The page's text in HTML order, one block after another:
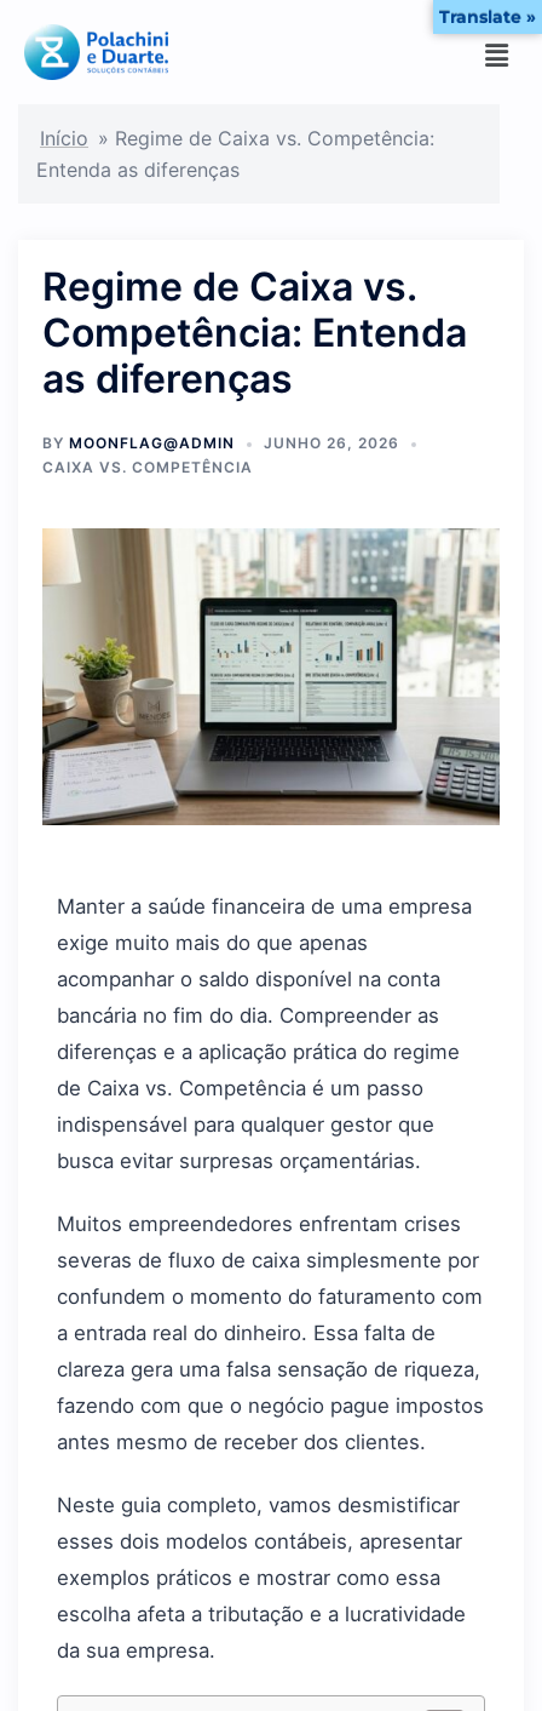
Início » Regime de Caixa vs. Competência:
Entenda as diferenças
Regime de Caixa vs.
Competência: Entenda
as diferenças
BY MOONFLAG@ADMIN
JUNHO 26, 2026
CAIXA VS. COMPETÊNCIA
Manter a saúde financeira de uma empresa
exige muito mais do que apenas
acompanhar o saldo disponível na conta
bancária no fim do dia. Compreender as
diferenças e a aplicação prática do regime
de Caixa vs. Competência é um passo
indispensável para qualquer gestor que
busca evitar surpresas orçamentárias.
Muitos empreendedores enfrentam crises
severas de fluxo de caixa simplesmente por
confundem o momento do faturamento com
a entrada real do dinheiro. Essa falta de
clareza gera uma falsa sensação de riqueza,
fazendo com que o negócio pague impostos
antes mesmo de receber dos clientes.
Neste guia completo, vamos desmistificar
esses dois modelos contábeis, apresentar
exemplos práticos e mostrar como essa
escolha afeta a tributação e a lucratividade
da sua empresa.
Translate »